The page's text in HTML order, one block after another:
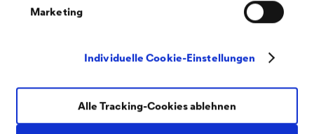
Marketing
Individuelle Cookie-Einstellungen
Alle Tracking-Cookies ablehnen
Position